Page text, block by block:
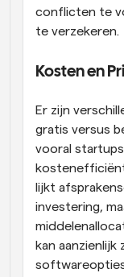
conflicten te
te verzekeren.
Kosten en
Er zijn
gratis versus
vooral
lijkt
investering,
kan